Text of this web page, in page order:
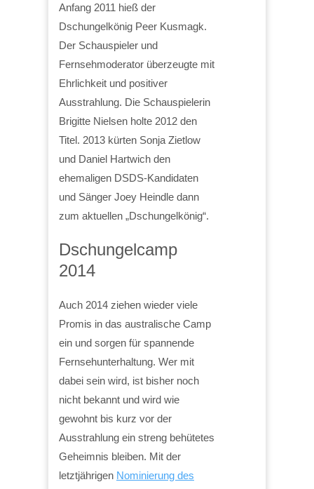
Anfang 2011 hieß der
Dschungelkönig Peer Kusmagk.
Der Schauspieler und
Fernsehmoderator überzeugte mit
Ehrlichkeit und positiver
Ausstrahlung. Die Schauspielerin
Brigitte Nielsen holte 2012 den
Titel. 2013 kürten Sonja Zietlow
und Daniel Hartwich den
ehemaligen DSDS-Kandidaten
und Sänger Joey Heindle dann
zum aktuellen „Dschungelkönig“.
Dschungelcamp
2014
Auch 2014 ziehen wieder viele
Promis in das australische Camp
ein und sorgen für spannende
Fernsehunterhaltung. Wer mit
dabei sein wird, ist bisher noch
nicht bekannt und wird wie
gewohnt bis kurz vor der
Ausstrahlung ein streng behütetes
Geheimnis bleiben. Mit der
letztjährigen Nominierung des